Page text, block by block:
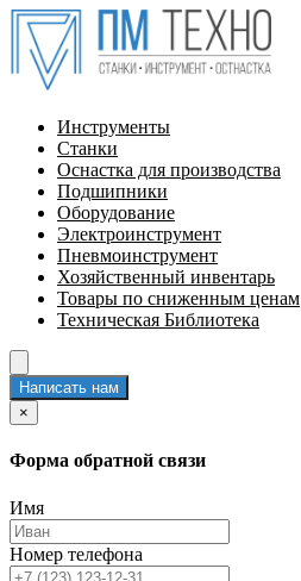
Инструменты
Станки
Оснастка для производства
Подшипники
Оборудование
Электроинструмент
Пневмоинструмент
Хозяйственный инвентарь
Товары по сниженным ценам
Техническая Библиотека
Написать нам
×
Форма обратной связи
Имя
Номер телефона